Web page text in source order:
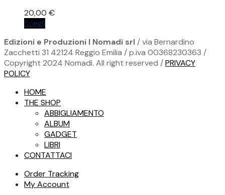
scelte
nella
del
prodotto
20,00 €
Scegli
ha
più
varianti.
possono
essere
scelte
nella
pagina
del
prodotto
Edizioni e Produzioni I Nomadi srl / via Bernardino
Zacchetti 31 42124 Reggio Emilia / p.iva 00368230363 /
Copyright 2024 Nomadi. All right reserved /PRIVACY
POLICY
HOME
THE SHOP
ABBIGLIAMENTO
ALBUM
GADGET
LIBRI
CONTATTACI
Order Tracking
My Account